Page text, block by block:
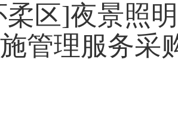
柔区]夜景照
管理服务采